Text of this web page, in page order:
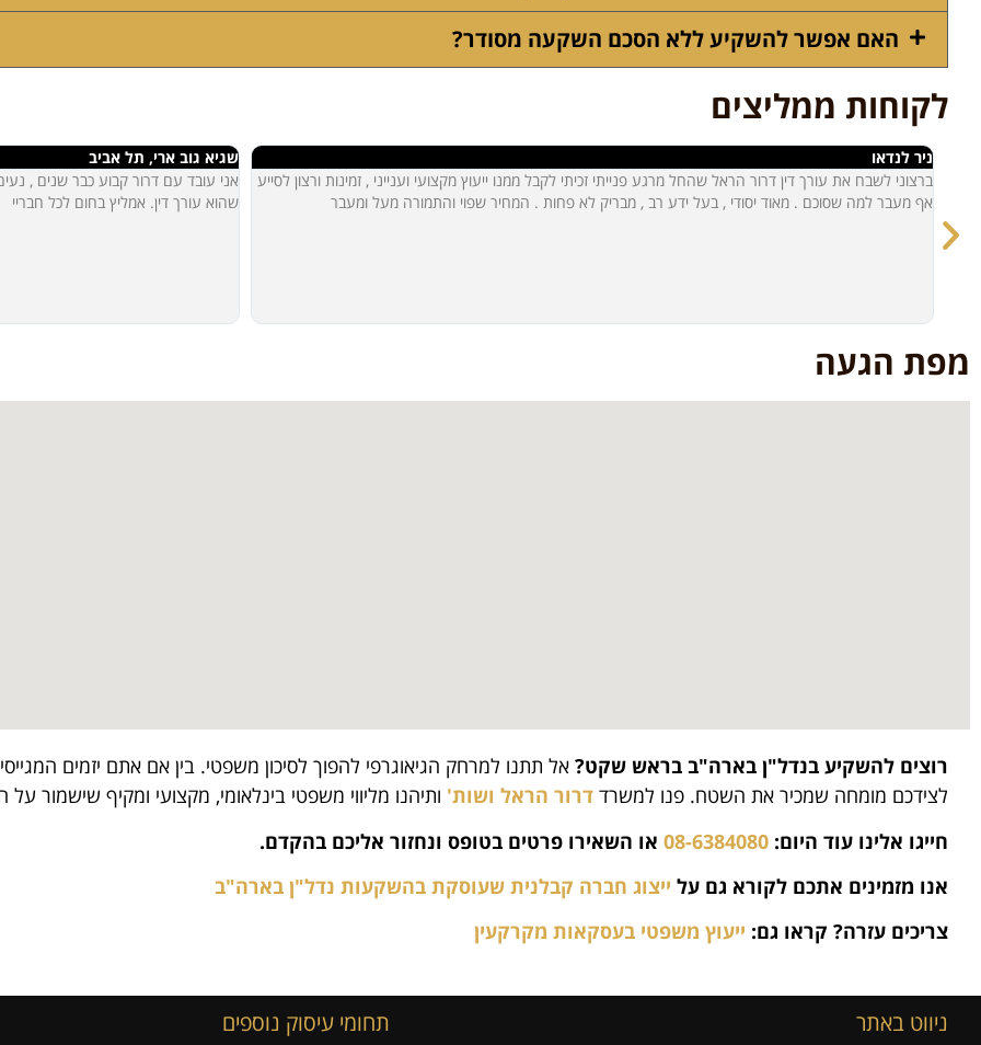
האם אפשר להשקיע ללא הסכם השקעה מסודר?
לקוחות ממליצים
ניר לנדאו
ברצוני לשבח את עורך דין דרור הראל שהחל מרגע פנייתי זכיתי לקבל ממנו ייעוץ מקצועי וענייני , זמינות ורצון לסייע
אף מעבר למה שסוכם . מאוד יסודי , בעל ידע רב , מבריק לא פחות . המחיר שפוי והתמורה מעל ומעבר
שגיא גוב ארי, תל אביב
אני עובד עם דרור קבוע כבר שנים ,
שהוא עורך דין. אמליץ בחום לכל חבריי
מפת הגעה
רוצים להשקיע בנדל"ן בארה"ב בראש שקט? אל תתנו למרחק הגיאוגרפי להפוך לסיכון משפטי. בין אם אתם יזמים
לצידכם מומחה שמכיר את השטח. פנו למשרד דרור הראל ושות' ותיהנו מליווי משפטי בינלאומי, מקצועי ומקיף שישמור
חייגו אלינו עוד היום: 08-6384080 או השאירו פרטים בטופס ונחזור אליכם בהקדם.
אנו מזמינים אתכם לקורא גם על ייצוג חברה קבלנית שעוסקת בהשקעות נדל"ן בארה"ב
צריכים עזרה? קראו גם: ייעוץ משפטי בעסקאות מקרקעין
ניווט באתר תחומי עיסוק נוספים